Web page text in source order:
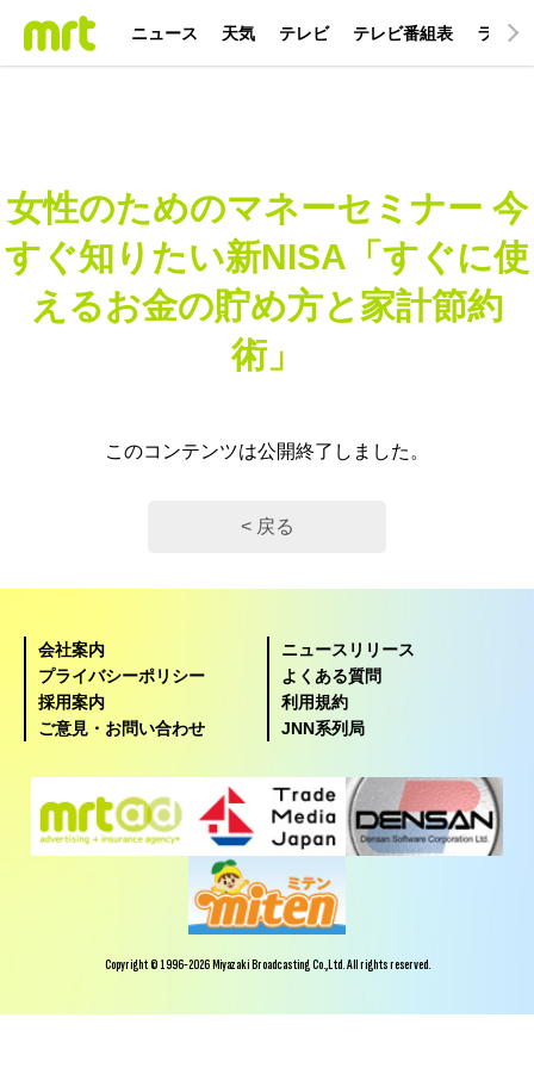
ニュース 天気 テレビ テレビ番組表 ラジオ
女性のためのマネーセミナー 今
すぐ知りたい新NISA「すぐに使
えるお金の貯め方と家計節約
術」
このコンテンツは公開終了しました。
< 戻る
会社案内
ニュースリリース
プライバシーポリシー
よくある質問
採用案内
利用規約
ご意見・お問い合わせ
JNN系列局
Copyright © 1996-2026 Miyazaki Broadcasting Co.,Ltd. All rights reserved.